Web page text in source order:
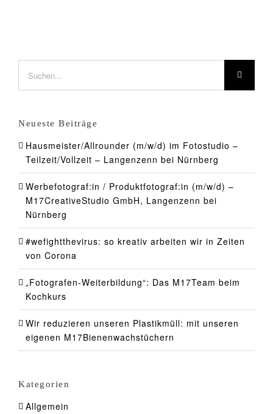
nach:
Neueste Beiträge
Hausmeister/Allrounder (m/w/d) im Fotostudio –
Teilzeit/Vollzeit – Langenzenn bei Nürnberg
Werbefotograf:in / Produktfotograf:in (m/w/d) –
M17CreativeStudio GmbH, Langenzenn bei
Nürnberg
#wefightthevirus: so kreativ arbeiten wir in Zeiten
von Corona
„Fotografen-Weiterbildung“: Das M17Team beim
Kochkurs
Wir reduzieren unseren Plastikmüll: mit unseren
eigenen M17Bienenwachstüchern
Kategorien
Allgemein